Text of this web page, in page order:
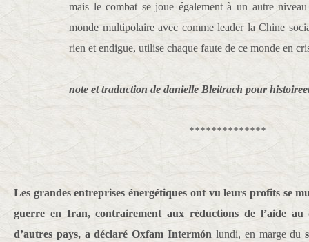
mais le combat se joue également à un autre
monde multipolaire avec comme leader la Chine
rien et endigue, utilise chaque faute de ce monde en
note et traduction de danielle Bleitrach pour
**************
Les grandes entreprises énergétiques ont vu leurs profits se
guerre en Iran, contrairement aux réductions de l’aide au
d’autres pays, a déclaréOxfam Intermón lundi, en marge du